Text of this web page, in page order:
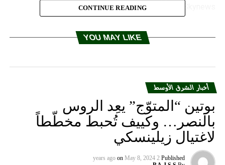
UP
السفر في لبنان
CONTINUE READING
YOU MAY LIKE
أخبار الشرق الأوسط
بوتين “المتوّج” يعِد الروس
بالنصر… وكييف تُحبط مخطّطاً
لاغتيال زيلينسكي
Published
2 years ago
on May 8, 2024